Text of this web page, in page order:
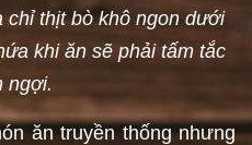
thịt bò khô ngon dưới
khi ăn sẽ phải tấm tắc
ngợi.
ăn truyền thống nhưng